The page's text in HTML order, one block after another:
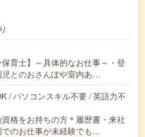
保育士】～具体的なお仕事～・登
とのおさんぽや室内あ…
/ パソコンスキル不要 / 英語力不
格をお持ちの方＊履歴書・来社
のお仕事が未経験でも…